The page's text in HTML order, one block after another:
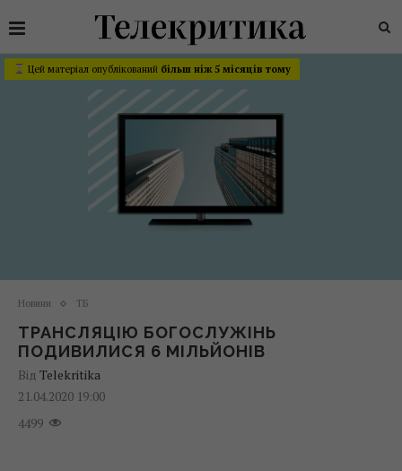
Цей матеріал опублікований більш ніж 5 місяців тому
Новини ТБ
ТРАНСЛЯЦІЮ БОГОСЛУЖІНЬ
ПОДИВИЛИСЯ 6 МІЛЬЙОНІВ
Від Telekritika
21.04.2020 19:00
4499